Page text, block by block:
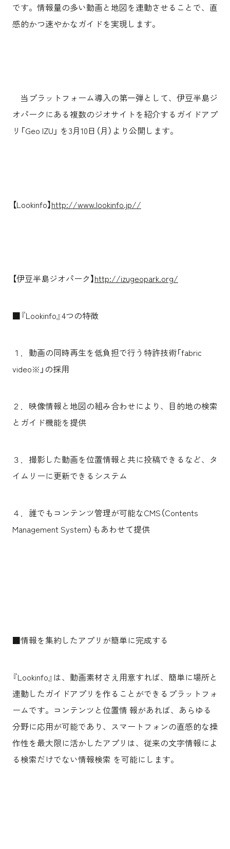
です。情報量の多い動画と地図を連動させることで、直
感的かつ速やかなガイドを実現します。
当プラットフォーム導入の第一弾として、伊豆半島ジ
オパークにある複数のジオサイトを紹介するガイドアプ
リ「Geo IZU」 を3月10日（月）より公開します。
【Lookinfo】http://www.lookinfo.jp//
【伊豆半島ジオパーク】http://izugeopark.org/
■『Lookinfo』4つの特徴
１．動画の同時再生を低負担で行う特許技術「fabric
video※」の採用
２．映像情報と地図の組み合わせにより、目的地の検索
とガイド機能を提供
３．撮影した動画を位置情報と共に投稿できるなど、タ
イムリーに更新できるシステム
４．誰でもコンテンツ管理が可能なCMS（Contents
Management System）もあわせて提供
■情報を集約したアプリが簡単に完成する
『Lookinfo』は、動画素材さえ用意すれば、簡単に場所と
連動したガイドアプリを作ることができるプラットフォ
ームです。コンテンツと位置情 報があれば、あらゆる
分野に応用が可能であり、スマートフォンの直感的な操
作性を最大限に活かしたアプリは、従来の文字情報によ
る検索だけでない情報検索 を可能にします。